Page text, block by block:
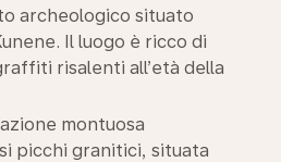
archeologico situato
Il luogo è ricco di
risalenti all’età della
montuosa
picchi granitici, situata